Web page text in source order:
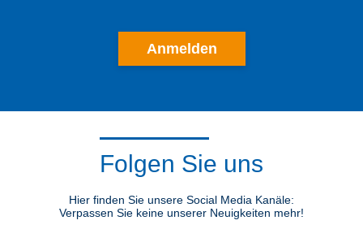
Anmelden
Folgen Sie uns
Hier finden Sie unsere Social Media Kanäle:
Verpassen Sie keine unserer Neuigkeiten mehr!